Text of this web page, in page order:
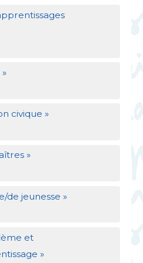
»
civique »
»
de jeunesse »
et
»